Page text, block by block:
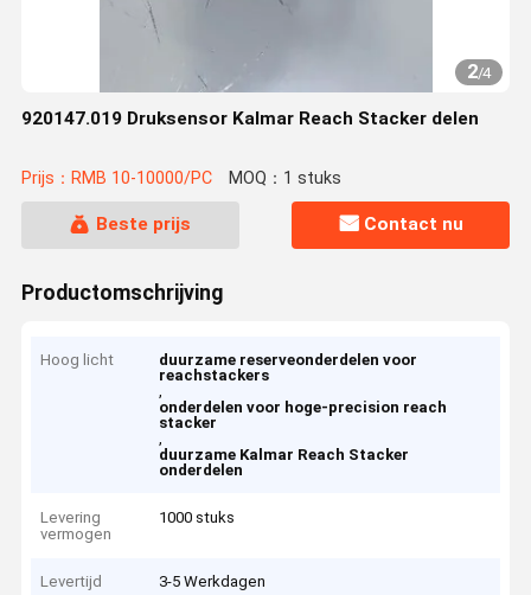
2/4
920147.019 Druksensor Kalmar Reach Stacker delen
Prijs：RMB 10-10000/PC MOQ：1 stuks
Beste prijs Contact nu
Productomschrijving
Hoog licht
duurzame reserveonderdelen voor
reachstackers
,
onderdelen voor hoge-precision reach
stacker
,
duurzame Kalmar Reach Stacker
onderdelen
Levering
vermogen
1000 stuks
Levertijd 3-5 Werkdagen